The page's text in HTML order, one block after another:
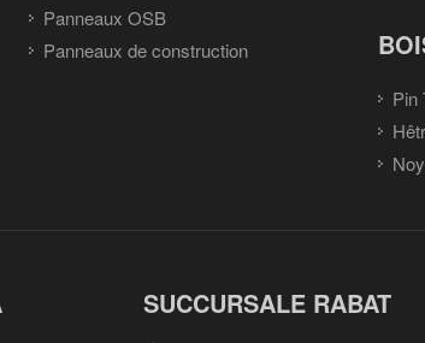
Panneaux OSB
Panneaux de construction
Pin
SUCCURSALE RABAT